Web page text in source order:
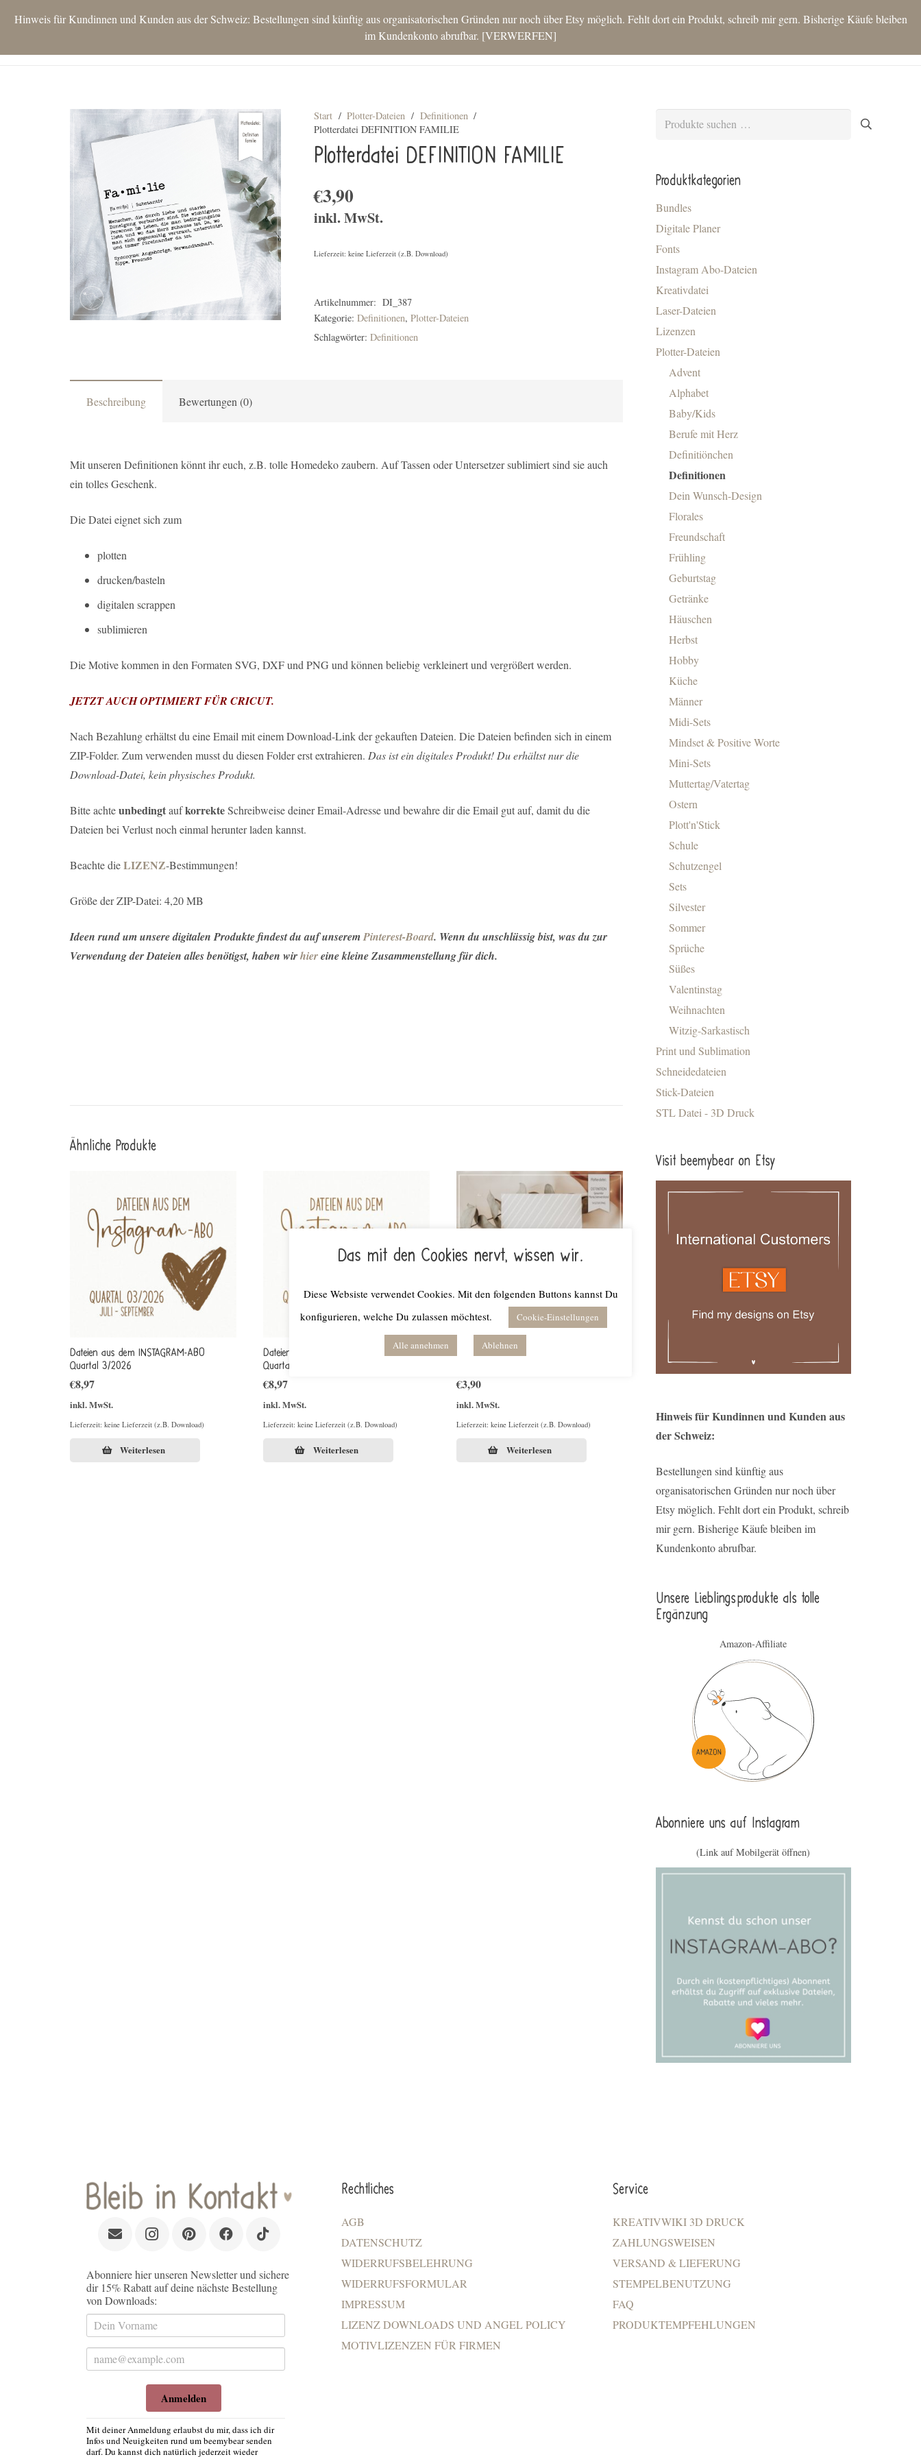
Hinweis für Kundinnen und Kunden aus der Schweiz: Bestellungen sind künftig aus organisatorischen Gründen nur noch über Etsy möglich. Fehlt dort ein Produkt, schreib mir gern. Bisherige Käufe bleiben
im Kundenkonto abrufbar. VERWERFEN
Start / Plotter-Dateien / Definitionen /
Plotterdatei DEFINITION FAMILIE
Plotterdatei DEFINITION FAMILIE
€3,90
inkl. MwSt.
Lieferzeit: keine Lieferzeit (z.B. Download)
Artikelnummer: DI_387
Kategorie:Definitionen,Plotter-Dateien
Schlagwörter:Definitionen
Beschreibung Bewertungen (0)
Mit unseren Definitionen könnt ihr euch, z.B. tolle Homedeko zaubern. Auf Tassen oder Untersetzer sublimiert sind sie auch
ein tolles Geschenk.
Die Datei eignet sich zum
plotten
drucken/basteln
digitalen scrappen
sublimieren
Die Motive kommen in den Formaten SVG, DXF und PNG und können beliebig verkleinert und vergrößert werden.
JETZT AUCH OPTIMIERT FÜR CRICUT.
Nach Bezahlung erhältst du eine Email mit einem Download-Link der gekauften Dateien. Die Dateien befinden sich in einem
ZIP-Folder. Zum verwenden musst du diesen Folder erst extrahieren. Das ist ein digitales Produkt! Du erhältst nur die
Download-Datei, kein physisches Produkt.
Bitte achteunbedingtaufkorrekteSchreibweise deiner Email-Adresse und bewahre dir die Email gut auf, damit du die
Dateien bei Verlust noch einmal herunter laden kannst.
Beachte dieLIZENZ-Bestimmungen!
Größe der ZIP-Datei: 4,20 MB
Ideen rund um unsere digitalen Produkte findest du auf unseremPinterest-Board. Wenn du unschlüssig bist, was du zur
Verwendung der Dateien alles benötigst, haben wirhiereine kleine Zusammenstellung für dich.
Ähnliche Produkte
Dateien aus dem INSTAGRAM-ABO
Quartal 3/2026
€8,97
inkl. MwSt.
Lieferzeit: keine Lieferzeit (z.B. Download)
Weiterlesen
Dateien aus dem INSTAGRAM-ABO
Quartal 2/2026
€8,97
inkl. MwSt.
Lieferzeit: keine Lieferzeit (z.B. Download)
Weiterlesen
Plotterdatei DEFINITIÖNCHEN Gesunder
€3,90
inkl. MwSt.
Lieferzeit: keine Lieferzeit (z.B. Download)
Weiterlesen
Suchen
Produktkategorien
Bundles
Digitale Planer
Fonts
Instagram Abo-Dateien
Kreativdatei
Laser-Dateien
Lizenzen
Plotter-Dateien
Advent
Alphabet
Baby/Kids
Berufe mit Herz
Definitiönchen
Definitionen
Dein Wunsch-Design
Florales
Freundschaft
Frühling
Geburtstag
Getränke
Häuschen
Herbst
Hobby
Küche
Männer
Midi-Sets
Mindset & Positive Worte
Mini-Sets
Muttertag/Vatertag
Ostern
Plott'n'Stick
Schule
Schutzengel
Sets
Silvester
Sommer
Sprüche
Süßes
Valentinstag
Weihnachten
Witzig-Sarkastisch
Print und Sublimation
Schneidedateien
Stick-Dateien
STL Datei - 3D Druck
Visit beemybear on Etsy
Hinweis für Kundinnen und Kunden aus
der Schweiz:
Bestellungen sind künftig aus
organisatorischen Gründen nur noch über
Etsy möglich. Fehlt dort ein Produkt, schreib
mir gern. Bisherige Käufe bleiben im
Kundenkonto abrufbar.
Unsere Lieblings­pro­duk­te als tolle
Ergän­zung
Amazon-Affiliate
Abonniere uns auf Instagram
(Link auf Mobilgerät öffnen)
Abonniere hier unseren Newsletter und sichere
dir 15% Rabatt auf deine nächste Bestellung
von Downloads:
Anmelden
Mit deiner Anmeldung erlaubst du mir, dass ich dir
Infos und Neuigkeiten rund um beemybear senden
darf. Du kannst dich natürlich jederzeit wieder
Rechtliches
AGB
DATENSCHUTZ
WIDERRUFSBELEHRUNG
WIDERRUFSFORMULAR
IMPRESSUM
LIZENZ DOWNLOADS UND ANGEL POLICY
MOTIVLIZENZEN FÜR FIRMEN
Service
KREATIVWIKI 3D DRUCK
ZAHLUNGSWEISEN
VERSAND & LIEFERUNG
STEMPELBENUTZUNG
FAQ
PRODUKTEMPFEHLUNGEN
Das mit den Cookies nervt, wissen wir.
Diese Websiste verwendet Cookies. Mit den folgenden Buttons kannst Du
konfigurieren, welche Du zulassen möchtest.
Cookie-Einstellungen
Alle annehmen Ablehnen